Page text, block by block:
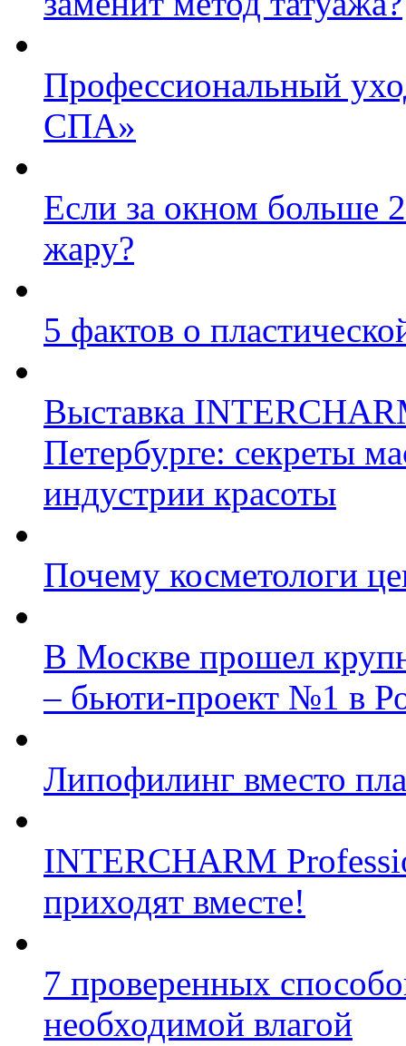
Профессиональный
СПА»
Если за окном больше
жару?
5 фактов о
Выставка
Петербурге: секреты
индустрии красоты
Почему косметологи
В Москве прошел
– бьюти-проект №1 в
Липофилинг вместо
INTERCHARM
приходят вместе!
7 проверенных
необходимой влагой